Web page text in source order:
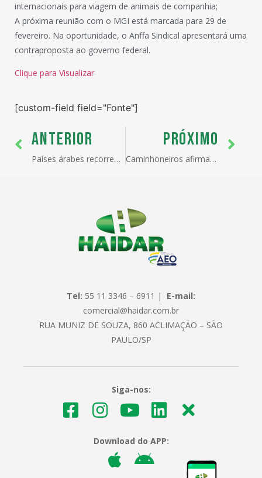
internacionais para viagem de animais de companhia;
A próxima reunião com o MGI está marcada para 29 de
fevereiro. Na oportunidade, o Anffa Sindical apresentará uma
contraproposta ao governo federal.
Clique para Visualizar
[custom-field field="Fonte"]
ANTERIOR
Países árabes recorrem ao Brasil para atender à demanda por produtos agropecuários
PRÓXIMO
Caminhoneiros afirmam estarem cansados do ‘inferno’ no trânsito do Porto no Litoral de SP
Tel: 55 11 3346 – 6911 | E-mail:
comercial@haidar.com.br
RUA MUNIZ DE SOUZA, 860 ACLIMAÇÃO – SÃO
PAULO/SP
Siga-nos:
Download do APP: